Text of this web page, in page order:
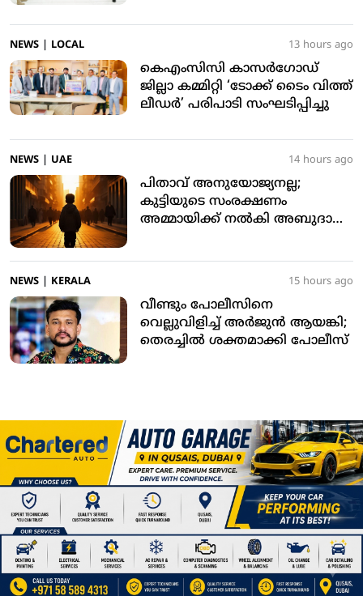
NEWS LOCAL 13 hours ago
കെഎംസിസി കാസര്‍ഗോഡ്
ജില്ലാ കമ്മിറ്റി ‘ടോക്ക് ടൈം വിത്ത്
ലീഡര്‍’ പരിപാടി സംഘടിപ്പിച്ചു
NEWS UAE 14 hours ago
പിതാവ് അനുയോജ്യനല്ല;
കുട്ടിയുടെ സംരക്ഷണം
അമ്മായിക്ക് നല്‍കി അബുദാബി
NEWS KERALA 15 hours ago
വീണ്ടും പോലീസിനെ
വെല്ലുവിളിച്ച് അര്‍ജുന്‍ ആയങ്കി;
തെരച്ചില്‍ ശക്തമാക്കി പോലീസ്